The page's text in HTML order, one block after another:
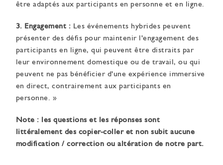
être adaptés aux participants en personne et en ligne.
3. Engagement : Les événements hybrides peuvent
présenter des défis pour maintenir l'engagement des
participants en ligne, qui peuvent être distraits par
leur environnement domestique ou de travail, ou qui
peuvent ne pas bénéficier d'une expérience immersive
en direct, contrairement aux participants en
personne. »
Note : les questions et les réponses sont
littéralement des copier-coller et non subit aucune
modification / correction ou altération de notre part.